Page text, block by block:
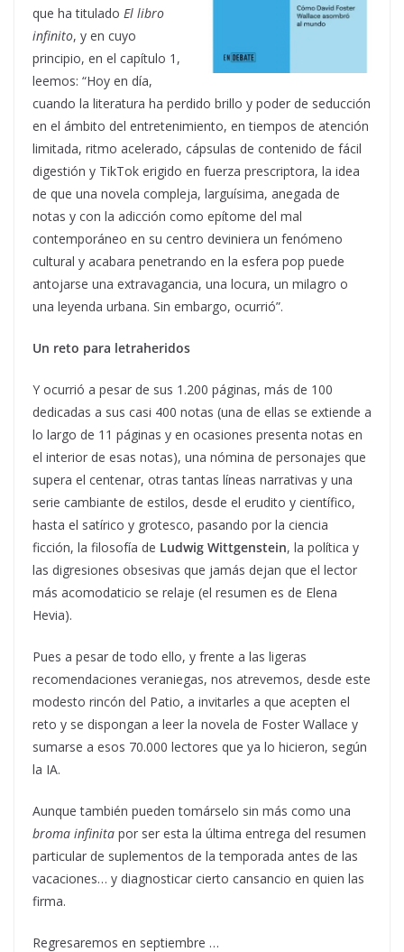
que ha titulado El libro
infinito, y en cuyo
principio, en el capítulo 1,
leemos: “Hoy en día,
cuando la literatura ha perdido brillo y poder de seducción
en el ámbito del entretenimiento, en tiempos de atención
limitada, ritmo acelerado, cápsulas de contenido de fácil
digestión y TikTok erigido en fuerza prescriptora, la idea
de que una novela compleja, larguísima, anegada de
notas y con la adicción como epítome del mal
contemporáneo en su centro deviniera un fenómeno
cultural y acabara penetrando en la esfera pop puede
antojarse una extravagancia, una locura, un milagro o
una leyenda urbana. Sin embargo, ocurrió”.
Un reto para letraheridos
Y ocurrió a pesar de sus 1.200 páginas, más de 100
dedicadas a sus casi 400 notas (una de ellas se extiende a
lo largo de 11 páginas y en ocasiones presenta notas en
el interior de esas notas), una nómina de personajes que
supera el centenar, otras tantas líneas narrativas y una
serie cambiante de estilos, desde el erudito y científico,
hasta el satírico y grotesco, pasando por la ciencia
ficción, la filosofía de Ludwig Wittgenstein, la política y
las digresiones obsesivas que jamás dejan que el lector
más acomodaticio se relaje (el resumen es de Elena
Hevia).
Pues a pesar de todo ello, y frente a las ligeras
recomendaciones veraniegas, nos atrevemos, desde este
modesto rincón del Patio, a invitarles a que acepten el
reto y se dispongan a leer la novela de Foster Wallace y
sumarse a esos 70.000 lectores que ya lo hicieron, según
la IA.
Aunque también pueden tomárselo sin más como una
broma infinita por ser esta la última entrega del resumen
particular de suplementos de la temporada antes de las
vacaciones… y diagnosticar cierto cansancio en quien las
firma.
Regresaremos en septiembre …